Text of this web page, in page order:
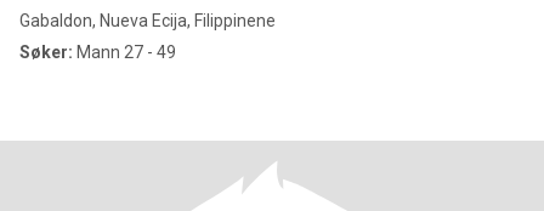
Gabaldon, Nueva Ecija, Filippinene
Søker: Mann 27 - 49